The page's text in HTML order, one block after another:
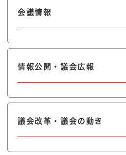
会議情報
情報公開・議会広報
議会改革・議会の動き